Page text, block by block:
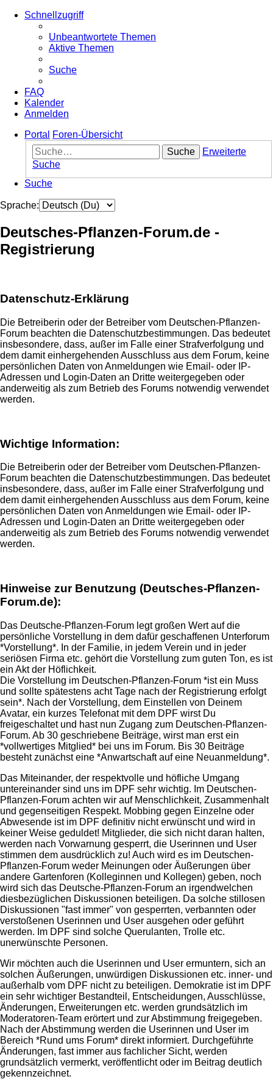
Schnellzugriff
Unbeantwortete Themen
Aktive Themen
Suche
FAQ
Kalender
Anmelden
Portal
Foren-Übersicht
Suche
Erweiterte
Suche
Suche
Sprache:
Deutsches-Pflanzen-Forum.de -
Registrierung
Datenschutz-Erklärung
Die Betreiberin oder der Betreiber vom Deutschen-Pflanzen-
Forum beachten die Datenschutzbestimmungen. Das bedeutet
insbesondere, dass, außer im Falle einer Strafverfolgung und
dem damit einhergehenden Ausschluss aus dem Forum, keine
persönlichen Daten von Anmeldungen wie Email- oder IP-
Adressen und Login-Daten an Dritte weitergegeben oder
anderweitig als zum Betrieb des Forums notwendig verwendet
werden.
Wichtige Information:
Die Betreiberin oder der Betreiber vom Deutschen-Pflanzen-
Forum beachten die Datenschutzbestimmungen. Das bedeutet
insbesondere, dass, außer im Falle einer Strafverfolgung und
dem damit einhergehenden Ausschluss aus dem Forum, keine
persönlichen Daten von Anmeldungen wie Email- oder IP-
Adressen und Login-Daten an Dritte weitergegeben oder
anderweitig als zum Betrieb des Forums notwendig verwendet
werden.
Hinweise zur Benutzung (Deutsches-Pflanzen-
Forum.de):
Das Deutsche-Pflanzen-Forum legt großen Wert auf die
persönliche Vorstellung in dem dafür geschaffenen Unterforum
*Vorstellung*. In der Familie, in jedem Verein und in jeder
seriösen Firma etc. gehört die Vorstellung zum guten Ton, es ist
ein Akt der Höflichkeit.
Die Vorstellung im Deutschen-Pflanzen-Forum *ist ein Muss
und sollte spätestens acht Tage nach der Registrierung erfolgt
sein*. Nach der Vorstellung, dem Einstellen von Deinem
Avatar, ein kurzes Telefonat mit dem DPF wirst Du
freigeschaltet und hast nun Zugang zum Deutschen-Pflanzen-
Forum. Ab 30 geschriebene Beiträge, wirst man erst ein
*vollwertiges Mitglied* bei uns im Forum. Bis 30 Beiträge
besteht zunächst eine *Anwartschaft auf eine Neuanmeldung*.
Das Miteinander, der respektvolle und höfliche Umgang
untereinander sind uns im DPF sehr wichtig. Im Deutschen-
Pflanzen-Forum achten wir auf Menschlichkeit, Zusammenhalt
und gegenseitigen Respekt. Mobbing gegen Einzelne oder
Abwesende ist im DPF definitiv nicht erwünscht und wird in
keiner Weise geduldet! Mitglieder, die sich nicht daran halten,
werden nach Vorwarnung gesperrt, die Userinnen und User
stimmen dem ausdrücklich zu! Auch wird es im Deutschen-
Pflanzen-Forum weder Meinungen oder Äußerungen über
andere Gartenforen (Kolleginnen und Kollegen) geben, noch
wird sich das Deutsche-Pflanzen-Forum an irgendwelchen
diesbezüglichen Diskussionen beteiligen. Da solche stillosen
Diskussionen "fast immer" von gesperrten, verbannten oder
verstoßenen Userinnen und User ausgehen oder geführt
werden. Im DPF sind solche Querulanten, Trolle etc.
unerwünschte Personen.
Wir möchten auch die Userinnen und User ermuntern, sich an
solchen Äußerungen, unwürdigen Diskussionen etc. inner- und
außerhalb vom DPF nicht zu beteiligen. Demokratie ist im DPF
ein sehr wichtiger Bestandteil, Entscheidungen, Ausschlüsse,
Änderungen, Erweiterungen etc. werden grundsätzlich im
Moderatoren-Team erörtert und zur Abstimmung freigegeben.
Nach der Abstimmung werden die Userinnen und User im
Bereich *Rund ums Forum* direkt informiert. Durchgeführte
Änderungen, fast immer aus fachlicher Sicht, werden
grundsätzlich vermerkt, veröffentlicht oder im Beitrag deutlich
gekennzeichnet.